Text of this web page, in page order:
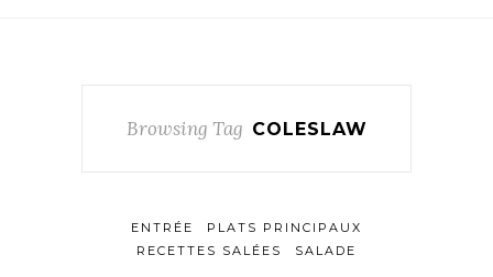
Browsing Tag COLESLAW
ENTRÉE
PLATS PRINCIPAUX
RECETTES SALÉES
SALADE